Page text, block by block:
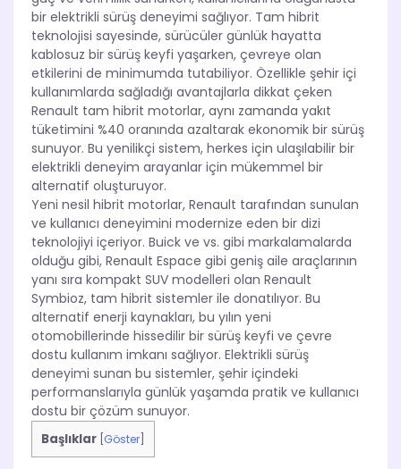
bir elektrikli sürüş deneyimi sağlıyor. Tam hibrit
teknolojisi sayesinde, sürücüler günlük hayatta
kablosuz bir sürüş keyfi yaşarken, çevreye olan
etkilerini de minimumda tutabiliyor. Özellikle şehir içi
kullanımlarda sağladığı avantajlarla dikkat çeken
Renault tam hibrit motorlar, aynı zamanda yakıt
tüketimini %40 oranında azaltarak ekonomik bir sürüş
sunuyor. Bu yenilikçi sistem, herkes için ulaşılabilir bir
elektrikli deneyim arayanlar için mükemmel bir
alternatif oluşturuyor.
Yeni nesil hibrit motorlar, Renault tarafından sunulan
ve kullanıcı deneyimini modernize eden bir dizi
teknolojiyi içeriyor. Buick ve vs. gibi markalamalarda
olduğu gibi, Renault Espace gibi geniş aile araçlarının
yanı sıra kompakt SUV modelleri olan Renault
Symbioz, tam hibrit sistemler ile donatılıyor. Bu
alternatif enerji kaynakları, bu yılın yeni
otomobillerinde hissedilir bir sürüş keyfi ve çevre
dostu kullanım imkanı sağlıyor. Elektrikli sürüş
deneyimi sunan bu sistemler, şehir içindeki
performanslarıyla günlük yaşamda pratik ve kullanıcı
dostu bir çözüm sunuyor.
Başlıklar Göster